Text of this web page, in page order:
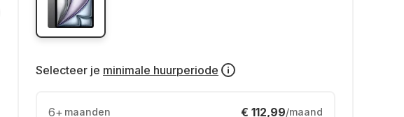
Selecteer je minimale huurperiode
6+ maanden € 112,99/maand